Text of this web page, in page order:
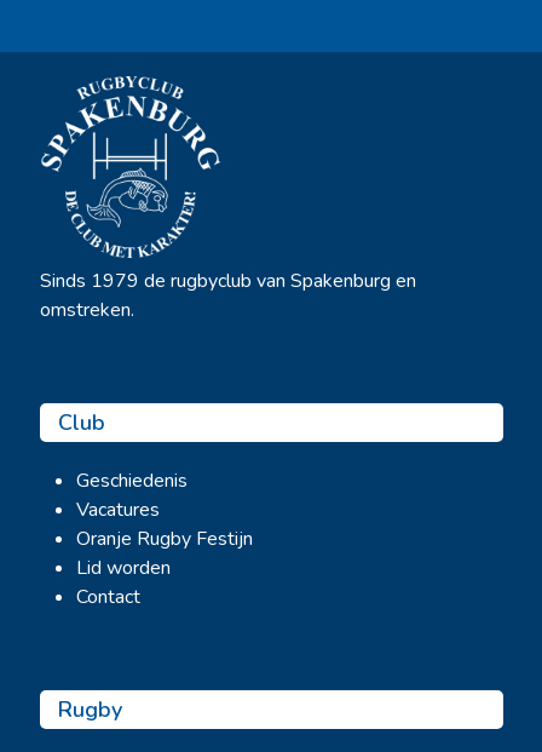
Sinds 1979 de rugbyclub van Spakenburg en
omstreken.
Club
Geschiedenis
Vacatures
Oranje Rugby Festijn
Lid worden
Contact
Rugby